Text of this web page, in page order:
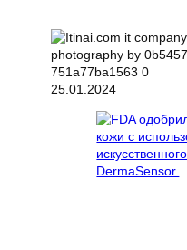
25.01.2024